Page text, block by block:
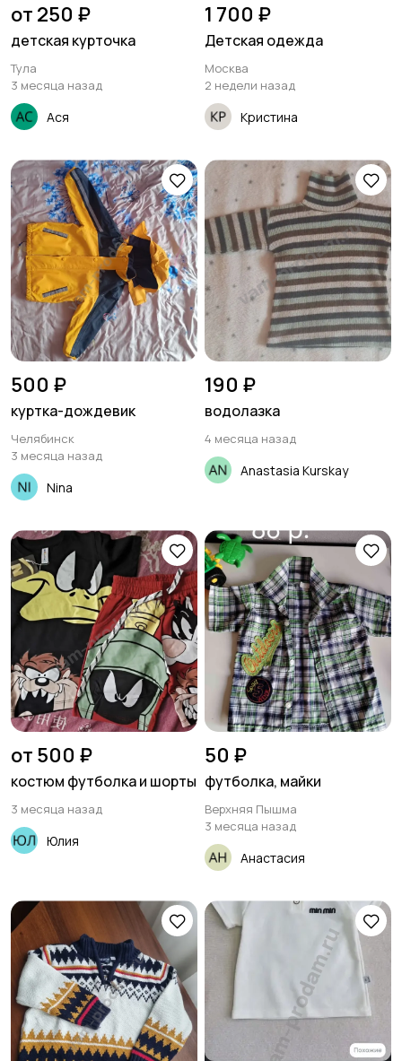
от 250 ₽
детская курточка
Тула
3 месяца назад
Ася
1 700 ₽
Детская одежда
Москва
2 недели назад
Кристина
500 ₽
куртка-дождевик
Челябинск
3 месяца назад
Nina
190 ₽
водолазка
4 месяца назад
Anastasia Kurskay
от 500 ₽
костюм футболка и шорты
3 месяца назад
Юлия
50 ₽
футболка, майки
Верхняя Пышма
3 месяца назад
Анастасия